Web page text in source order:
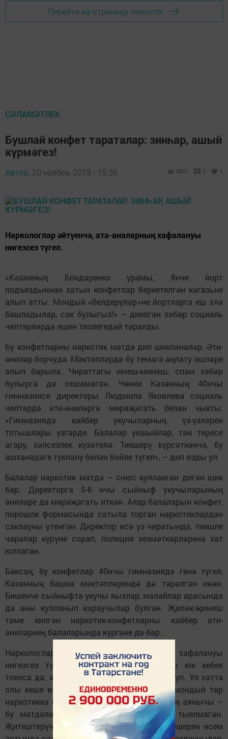
Перейти на страницу новости
СӘЛАМӘТЛЕК
Бушлай конфет тараталар: зинһар, ашый
күрмәгез!
Автор, 20 ноябрь 2019 - 15:36 3802 0 2
Наркологлар әйтүенчә, ата-аналарның хафалануы
нигезсез түгел.
«Казанның Бондаренко урамы, 8нче йорт
подъездыннан хатын конфетлар беркетелгән кәгазьне
алып атты. Мондый «белдерүләр»не йортларга еш элә
башладылар, сак булыгыз!» – диелгән хәбәр социаль
челтәрләрдә яшен тизлегедәй таралды.
Бу конфетларны наркотик матдә дип шикләнәләр. Әти-
әниләр борчуда. Мәктәпләрдә бу темага аңлату эшләре
алып барыла. Чираттагы имеш-мимеш, спам хәбәр
булыр­га да охшамаган. Чөнки Казанның 40нчы
гимназиясе директоры Людмила Яковлева социаль
челтәрдә әти-әниләргә мөрәҗәгать белән чыкты:
«Гимназиядә кайбер укучыларның үз-үзләрен
тотышлары үзгәрде. Балалар укшыйлар, тән тиресе
агару, хәлсезлек күзәтелә. Тикшерү күрсәткәнчә, бу
ашханәдәге туклану белән бәйле түгел», – дип язды ул.
Балалар наркотик матдә – снюс кулланган дигән шик
бар. Директорга 5-6 нчы сыйныф укучыларының
әниләре дә мөрәҗәгать иткән. Алар балаларын конфет,
порошок формасында сатыла торган наркотиклардан
саклауны үтенгән. Директор исә үз чиратында, тиешле
чаралар күрүне сорап, полиция хезмәткәрләренә хат
юллаган.
Баксаң, бу конфетлар 40нчы гимназиядә генә түгел,
Казанның башка мәктәпләрендә дә таралган икән.
Бишенче сыйныфта укучы кызлар, малайлар арасында
да аны кулланып караучылар булган. Җиләк-җимеш
тәме килгән наркотик-конфетларны кайбер әти-
әниләрнең балаларында күргәне дә бар.
Наркологлар әйтүенчә, ата-аналарның хафалануы
нигезсез түгел. Беренче карашка зыяны юк кебек
тоелса да, әлеге снюсларда никотин бик күп. Ул хәтта
олы кеше өчен дә куркыныч. Балаларда мондый төр
наркотикка бәйлелек тиз барлыкка килә. Иң аянычы –
бу матдәләрне сату канун тарафыннан тыелмаган.
Җитештерүчеләр аны сагыз, конфет дип яшерен исем